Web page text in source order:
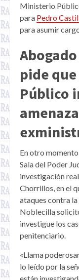
Ministerio
para Pedro
para asumir
pide
Público
En otro
Sala del Poder
investigación
Chorrillos, en el
ataques contra la
Noblecilla
investigue los
penitenciario.
«Llama
lo leído por la
están